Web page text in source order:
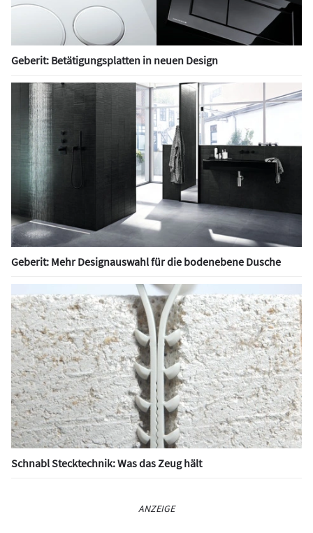
Geberit: Betätigungsplatten in neuen Design
Geberit: Mehr Designauswahl für die bodenebene Dusche
Schnabl Stecktechnik: Was das Zeug hält
ANZEIGE